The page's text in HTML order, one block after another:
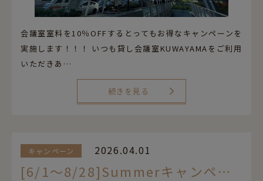
会議室室料を10％OFFするとってもお得なキャンペーンを
実施します！！！ いつも貸し会議室KUWAYAMAをご利用
いただきあ…
続きを見る
キャンペーン 2026.04.01
[6/1～8/28]Summerキャンペーン☀